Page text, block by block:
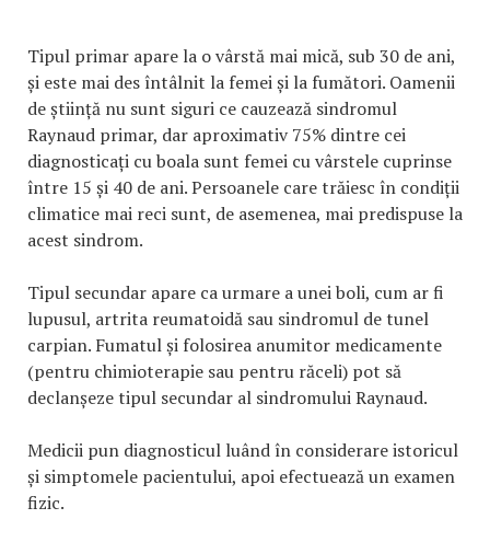
Tipul primar apare la o vârstă mai mică, sub 30 de ani,
și este mai des întâlnit la femei și la fumători. Oamenii
de știință nu sunt siguri ce cauzează sindromul
Raynaud primar, dar aproximativ 75% dintre cei
diagnosticați cu boala sunt femei cu vârstele cuprinse
între 15 și 40 de ani. Persoanele care trăiesc în condiții
climatice mai reci sunt, de asemenea, mai predispuse la
acest sindrom.
Tipul secundar apare ca urmare a unei boli, cum ar fi
lupusul, artrita reumatoidă sau sindromul de tunel
carpian. Fumatul și folosirea anumitor medicamente
(pentru chimioterapie sau pentru răceli) pot să
declanșeze tipul secundar al sindromului Raynaud.
Medicii pun diagnosticul luând în considerare istoricul
și simptomele pacientului, apoi efectuează un examen
fizic.